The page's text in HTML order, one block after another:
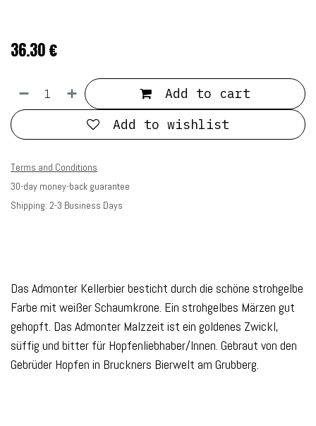
36.30€
Add to cart
Add to wishlist
Terms and Conditions
30-day money-back guarantee
Shipping: 2-3 Business Days
Das Admonter Kellerbier besticht durch die schöne strohgelbe
Farbe mit weißer Schaumkrone. Ein strohgelbes Märzen gut
gehopft. Das Admonter Malzzeit ist ein goldenes Zwickl,
süffig und bitter für Hopfenliebhaber/Innen. Gebraut von den
Gebrüder Hopfen in Bruckners Bierwelt am Grubberg.